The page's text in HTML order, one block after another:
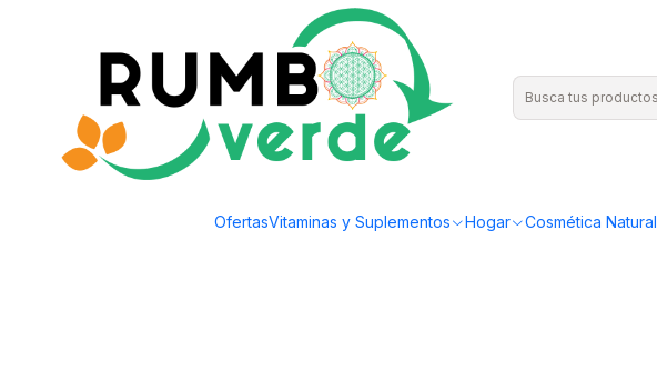
OfertasVitaminas y Suplementos Hogar Cosmética Natural
Envío gratis por compras sobre los 59.990 en la provincia de Santiago
Plantas y Hierbas Hierbas Medicinales Lemongrass & genger 36 g pukka